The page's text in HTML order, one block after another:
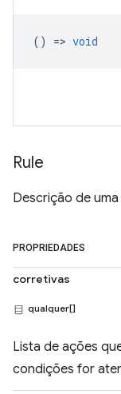
() => void
Rule
Descrição de
PROPRIEDADES
corretivas
qualquer[]
Lista de ações
condições for